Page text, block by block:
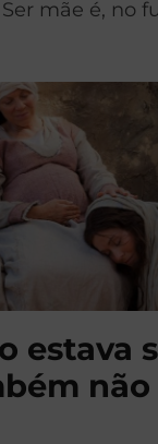
mãe é, no
estava
não